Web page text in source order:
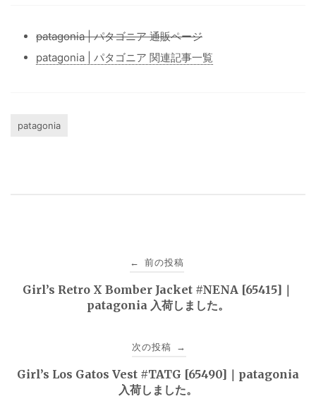
patagonia | パタゴニア 通販ページ
patagonia | パタゴニア 関連記事一覧
patagonia
稿
ゲ
← 前の投稿
Girl’s Retro X Bomber Jacket #NENA [65415]｜
patagonia 入荷しました。
次の投稿 →
Girl’s Los Gatos Vest #TATG [65490]｜patagonia
入荷しました。